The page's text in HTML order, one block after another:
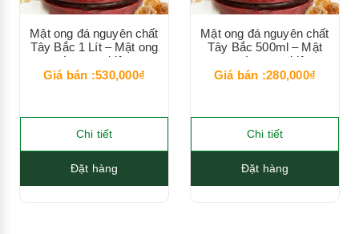
Mật ong đá nguyên chất
Tây Bắc 1 Lít – Mật ong
rừng tự nhiên
Giá bán :530,000₫
Chi tiết
Đặt hàng
Mật ong đá nguyên chất
Tây Bắc 500ml – Mật
ong rừng tự nhiên
Giá bán :280,000₫
Chi tiết
Đặt hàng